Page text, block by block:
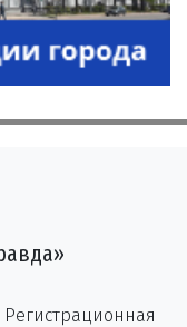
Регистрационная